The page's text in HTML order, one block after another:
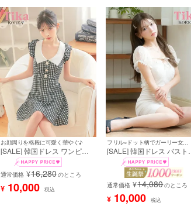
お顔周りを格段に可愛く華やぐ♪
[SALE] 韓国ドレス ワンピー
ス 襟付き ノースリーブ フリ
ル袖 千鳥格子柄 Aライン ミニ
ドレス キャバドレス (緩苺着
用) [tk-mdk5014]
通常価格 ¥16,280のところ
¥ 10,000 税込
フリル×ドット柄でガーリー女子♪
[SALE] 韓国ドレス バスト
ボン 半袖 レース ストレッチ
ドット柄 パフスリーブ ラ
スカート タイト キャバド
(黒崎みさ着用) [tk-mdk61]
通常価格 ¥14,080のところ
¥ 10,000 税込